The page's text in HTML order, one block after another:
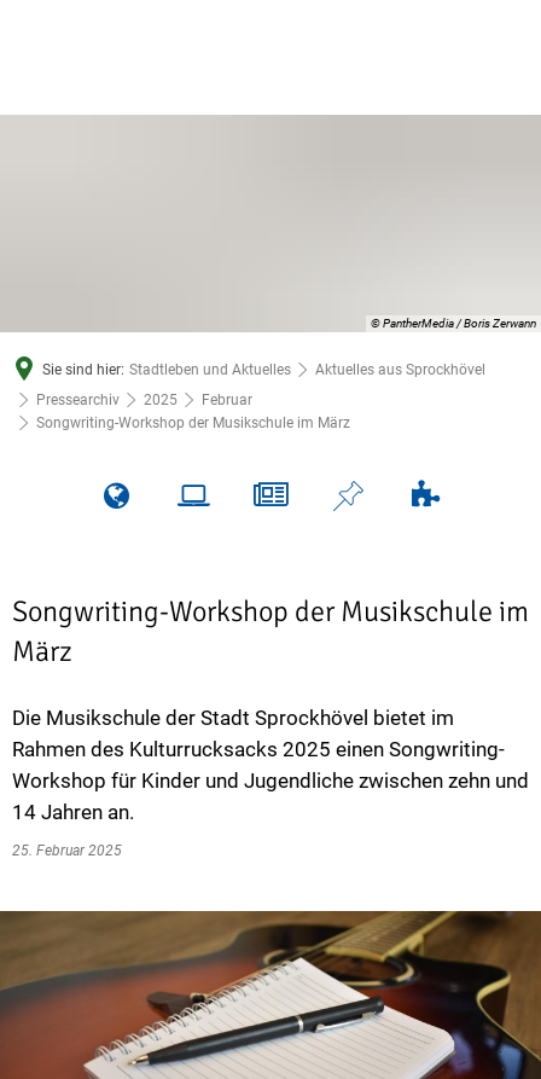
© PantherMedia / Boris Zerwann
Sie sind hier: Stadtleben und Aktuelles
Aktuelles aus Sprockhövel
Pressearchiv
2025
Februar
Songwriting-Workshop der Musikschule im März
Songwriting-Workshop der Musikschule im
März
Die Musikschule der Stadt Sprockhövel bietet im
Rahmen des Kulturrucksacks 2025 einen Songwriting-
Workshop für Kinder und Jugendliche zwischen zehn und
14 Jahren an.
25. Februar 2025